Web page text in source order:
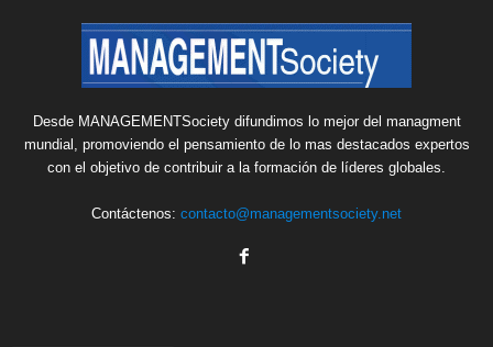
Desde MANAGEMENTSociety difundimos lo mejor del managment
mundial, promoviendo el pensamiento de lo mas destacados expertos
con el objetivo de contribuir a la formación de líderes globales.
Contáctenos: contacto@managementsociety.net